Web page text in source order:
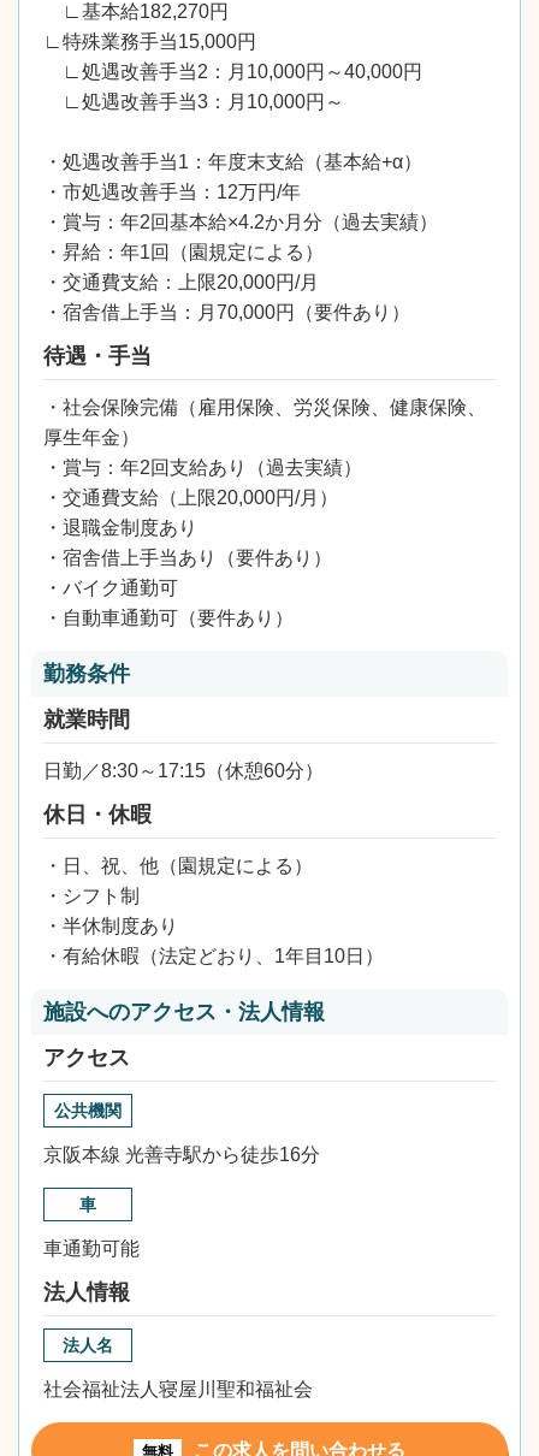
∟基本給182,270円
∟特殊業務手当15,000円
∟処遇改善手当2：月10,000円～40,000円
∟処遇改善手当3：月10,000円～
・処遇改善手当1：年度末支給（基本給+α）
・市処遇改善手当：12万円/年
・賞与：年2回基本給×4.2か月分（過去実績）
・昇給：年1回（園規定による）
・交通費支給：上限20,000円/月
・宿舎借上手当：月70,000円（要件あり）
待遇・手当
・社会保険完備（雇用保険、労災保険、健康保険、
厚生年金）
・賞与：年2回支給あり（過去実績）
・交通費支給（上限20,000円/月）
・退職金制度あり
・宿舎借上手当あり（要件あり）
・バイク通勤可
・自動車通勤可（要件あり）
勤務条件
就業時間
日勤／8:30～17:15（休憩60分）
休日・休暇
・日、祝、他（園規定による）
・シフト制
・半休制度あり
・有給休暇（法定どおり、1年目10日）
施設へのアクセス・法人情報
アクセス
公共機関
京阪本線 光善寺駅から徒歩16分
車
車通勤可能
法人情報
法人名
社会福祉法人寝屋川聖和福祉会
無料 この求人を問い合わせる